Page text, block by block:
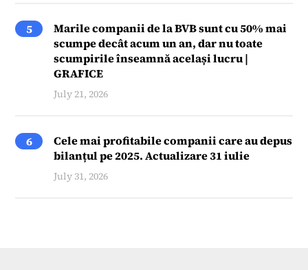
5
Marile companii de la BVB sunt cu 50% mai
scumpe decât acum un an, dar nu toate
scumpirile înseamnă același lucru |
GRAFICE
July 21, 2026
6
Cele mai profitabile companii care au depus
bilanțul pe 2025. Actualizare 31 iulie
July 31, 2026